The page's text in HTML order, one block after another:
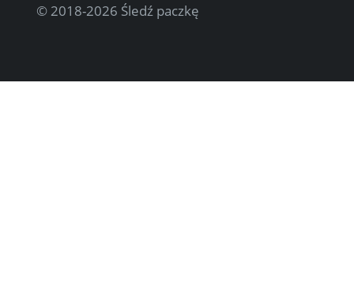
© 2018-2026 Śledź paczkę